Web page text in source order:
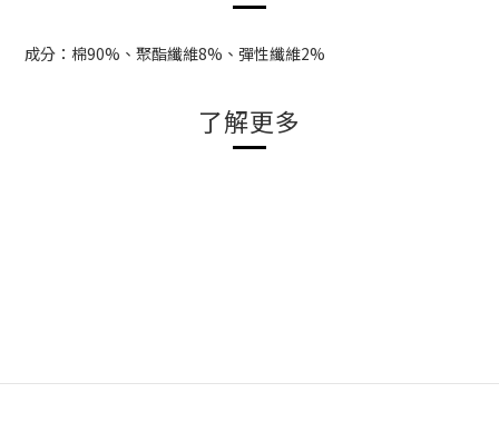
成分：棉90%、聚酯纖維8%、彈性纖維2%
了解更多